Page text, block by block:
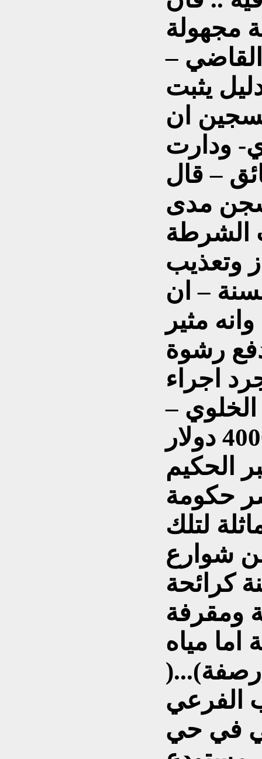
مجهولة
–
يثبت
ان
ودارت
– قال
مدى
الشرطة
وتعذيب
– ان
مثير
رشوة
اجراء
الخلوي –
مبغا قدره 30000 – 40000 دولار
الحكيم
حكومة
لتلك
شوارع
كرائحة
ومقرفة
اما مياه
الفرعي
في حي